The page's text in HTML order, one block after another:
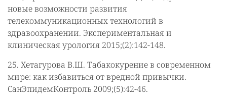
новые возможности развития
телекоммуникационных технологий в
здравоохранении. Экспериментальная и
клиническая урология 2015;(2):142-148.
25. Хетагурова В.Ш. Табакокурение в современном
мире: как избавиться от вредной привычки.
СанЭпидемКонтроль 2009;(5):42-46.